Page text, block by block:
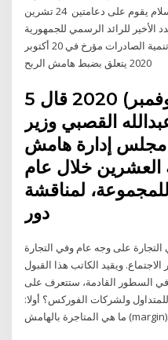
الجواب: النظام الإقتصادي في الإسلام يقوم على دعامتين 24 تشرين
صدر في العدد الأخير للرائد الرسمي للجمهورية
التونسية، قرار من وزير التجارة ة وتنمية الصادرات مؤرخ في 20 أكتوبر
5 تشرين الثاني (نوفمبر) 2020 قال
القصبي وزير
مجلس إدارة هامش
خلال عام
لمناقشة
على وجه عام وفي التجارة
(1-41) محضر الاجتماع. ويقيد الكاتب هذا القبول
السطور القادمة، ستتعرف على
ولشركات الفوركس؟ أولا: